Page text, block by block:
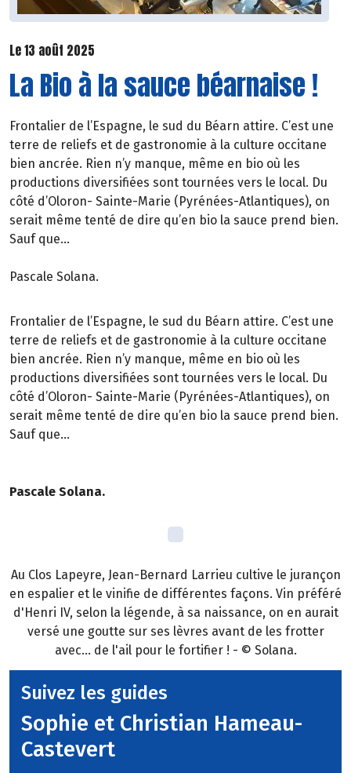
Le 13 août 2025
La Bio à la sauce béarnaise !
Frontalier de l’Espagne, le sud du Béarn attire. C’est une
terre de reliefs et de gastronomie à la culture occitane
bien ancrée. Rien n’y manque, même en bio où les
productions diversifiées sont tournées vers le local. Du
côté d’Oloron- Sainte-Marie (Pyrénées-Atlantiques), on
serait même tenté de dire qu’en bio la sauce prend bien.
Sauf que…
Pascale Solana.
Frontalier de l’Espagne, le sud du Béarn attire. C’est une
terre de reliefs et de gastronomie à la culture occitane
bien ancrée. Rien n’y manque, même en bio où les
productions diversifiées sont tournées vers le local. Du
côté d’Oloron- Sainte-Marie (Pyrénées-Atlantiques), on
serait même tenté de dire qu’en bio la sauce prend bien.
Sauf que…
Pascale Solana.
Au Clos Lapeyre, Jean-Bernard Larrieu cultive le jurançon
en espalier et le vinifie de différentes façons. Vin préféré
d'Henri IV, selon la légende, à sa naissance, on en aurait
versé une goutte sur ses lèvres avant de les frotter
avec... de l'ail pour le fortifier ! - © Solana.
Suivez les guides
Sophie et Christian Hameau-
Castevert